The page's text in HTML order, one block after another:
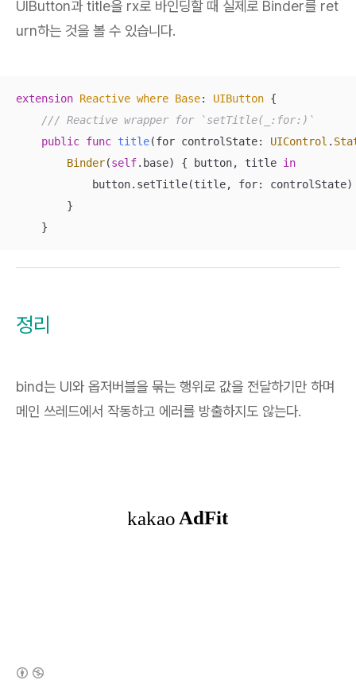
UIButton과 title을 rx로 바인딩할 때 실제로 Binder를 ret
urn하는 것을 볼 수 있습니다.
extension Reactive where Base: UIButton {
/// Reactive wrapper for `setTitle(_:for:)`
public func title(for controlState: UIControl .
Binder(self.base) { button, title in
            button.setTitle(title, for: controlState)
        }
    }
정리
bind는 UI와 옵저버블을 묶는 행위로 값을 전달하기만 하며
메인 쓰레드에서 작동하고 에러를 방출하지도 않는다.